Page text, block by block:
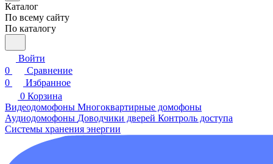
Каталог
По всему сайту
По каталогу
Войти
0
Сравнение
0
Избранное
0 Корзина
Видеодомофоны Многоквартирные домофоны
Аудиодомофоны Доводчики дверей Контроль доступа
Системы хранения энергии